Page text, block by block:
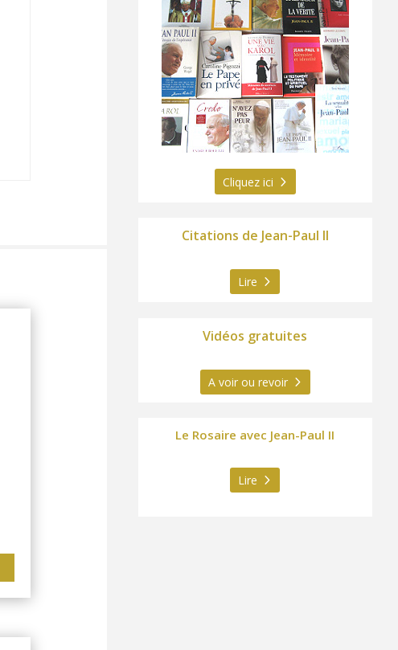
Cliquez ici
Citations de Jean-Paul II
Lire
Vidéos gratuites
A voir ou revoir
Le Rosaire avec Jean-Paul II
Lire